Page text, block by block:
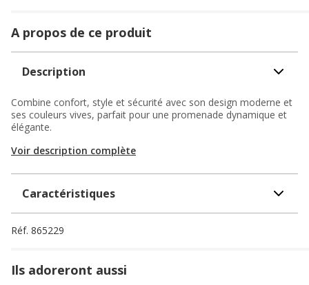
A propos de ce produit
Description
Combine confort, style et sécurité avec son design moderne et
ses couleurs vives, parfait pour une promenade dynamique et
élégante.
Voir description complète
Caractéristiques
Réf. 865229
Ils adoreront aussi